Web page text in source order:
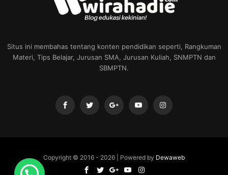
Situs ini membahas tentang konten pendidikan seperti, Rangkuman
Materi, Tips Belajar, Jurusan SMA, Jurusan Kuliah, SNMPTN dan
SBMPTN.
Copyright © 2016 - 2026 | Powered by Dewaweb